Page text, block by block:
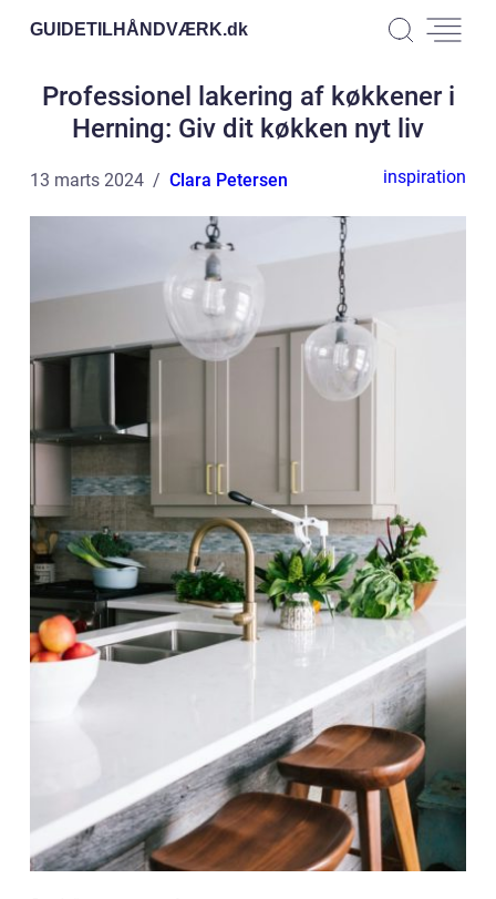
GUIDETILHÅNDVÆRK.dk
Professionel lakering af køkkener i
Herning: Giv dit køkken nyt liv
13 marts 2024 Clara Petersen inspiration